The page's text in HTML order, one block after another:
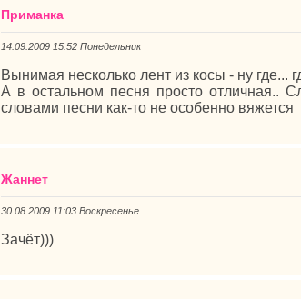
Приманка
14.09.2009 15:52 Понедельник
Вынимая несколько лент из косы - ну где...
А в остальном песня просто отличная..
словами песни как-то не особенно вяжется
Жаннет
30.08.2009 11:03 Воскресенье
Зачёт)))